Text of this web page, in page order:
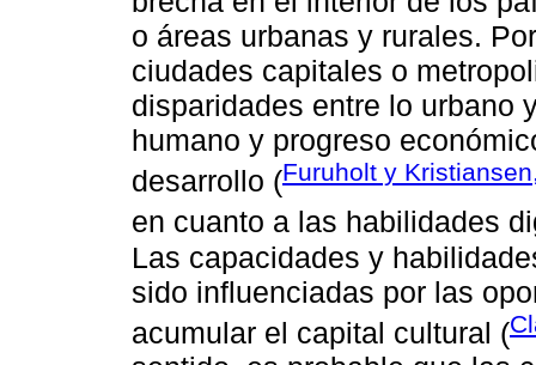
o áreas urbanas y rurales.
ciudades capitales o
disparidades entre lo urbano
humano y progreso
desarrollo (Furuholt y
en cuanto a las habilidades
Las capacidades y
sido influenciadas por las
acumular el capital cultural (